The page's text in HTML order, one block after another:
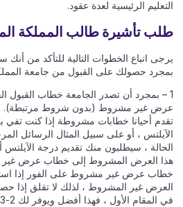
التعليم الرئيسية لعدة عقود.
طلب تأشيرة طالب المملكة
يرجى اتباع الخطوات التالية للتأكد من أنك
بمجرد حصولك على القبول من جامعة
1 – بمجرد أن تصدر الجامعة خطاب
عرض غير مشروط (بدون شروط مرتبطة). ما
تقدم أحيانا خطابات مشروطة إذا كنت تفي
الآيلتس ، أو على سبيل المثال الرسائل
الحالة ، سيطلبون منك تقديم درجة
هذا العرض المشروط إلى خطاب عرض غير
خطاب عرض غير مشروط على الفور إذا
العرض غير المشروط ، لذلك لا تقلق
في المقام الأول ، فهذا أفضل ويوفر لك 2-3 أسابيع.